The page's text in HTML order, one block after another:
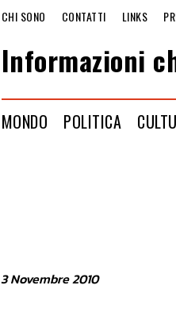
CHI SONO CONTATTI LINKS
Informazioni
MONDO POLITICA
3 Novembre 2010